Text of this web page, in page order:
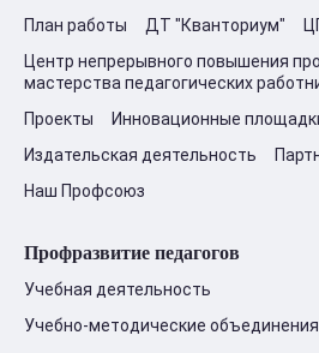
План работы ДТ "Кванториум"
Центр непрерывного повышения
мастерства педагогических
Проекты
Инновационные
Издательская деятельность
Наш Профсоюз
Профразвитие педагогов
Учебная деятельность
Учебно-методические объединения